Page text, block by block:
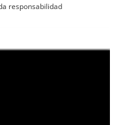
responsabilidad